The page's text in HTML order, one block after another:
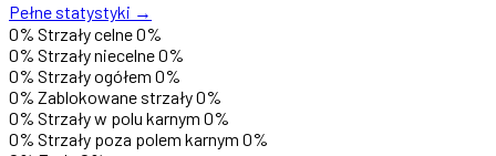
Pełne statystyki →
0% Strzały celne0%
0% Strzały niecelne0%
0% Strzały ogółem 0%
0% Zablokowane strzały0%
0% Strzały w polu karnym 0%
0% Strzały poza polem karnym 0%